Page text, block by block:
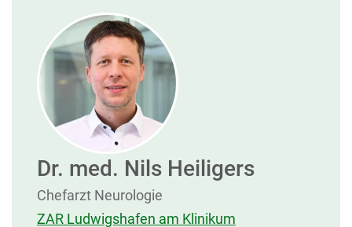
Dr. med. Nils Heiligers
Chefarzt Neurologie
ZAR Ludwigshafen am Klinikum